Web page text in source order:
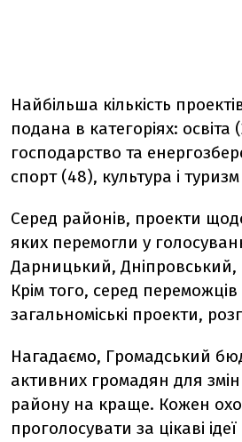
Найбільша кількість
подана в категоріях:
господарство та
спорт (48), культура і
Серед районів, проекти
яких перемогли у
Дарницький,
Крім того, серед переможців
загальноміські проекти,
Нагадаємо, Громадський
активних громадян для
району на краще. Кожен
проголосувати за цікаві